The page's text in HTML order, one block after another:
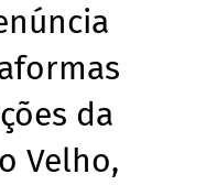
da
Velho,